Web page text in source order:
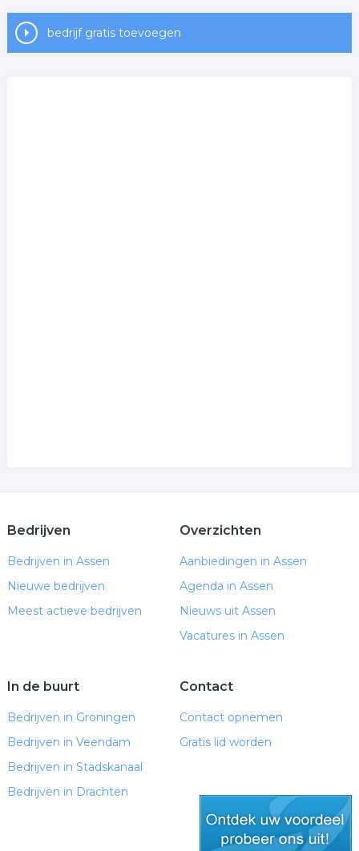
bedrijf gratis toevoegen
Bedrijven
Bedrijven in Assen
Nieuwe bedrijven
Meest actieve bedrijven
Overzichten
Aanbiedingen in Assen
Agenda in Assen
Nieuws uit Assen
Vacatures in Assen
In de buurt
Bedrijven in Groningen
Bedrijven in Veendam
Bedrijven in Stadskanaal
Bedrijven in Drachten
Contact
Contact opnemen
Gratis lid worden